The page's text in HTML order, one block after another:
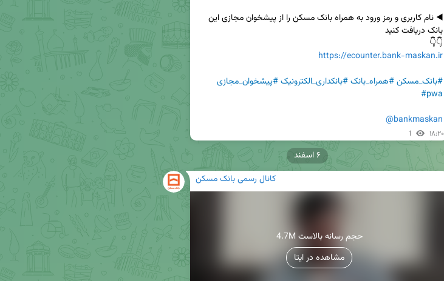
👇👇
https://ecounter.bank-maskan.ir
#بانک_مسکن#همراه_بانک#بانکداری_الکترونیک#پیشخوان_مجازی
#pwa
@bankmaskan
1 ۱۸:۲۰
کانال رسمی بانک مسکن
4.7M حجم رسانه بالاست
مشاهده در ایتا
۶ اسفند